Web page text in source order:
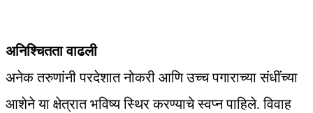
अनिश्चितता वाढली
अनेक तरुणांनी परदेशात नोकरी आणि उच्च पगाराच्या संधींच्या
आशेने या क्षेत्रात भविष्य स्थिर करण्याचे स्वप्न पाहिले. विवाह